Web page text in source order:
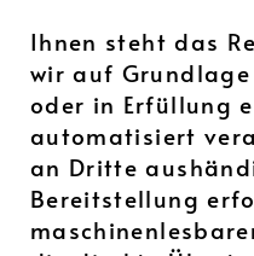
Ihnen steht das
wir auf
oder in Erfüllung
automatisiert
an Dritte
Bereitstellung